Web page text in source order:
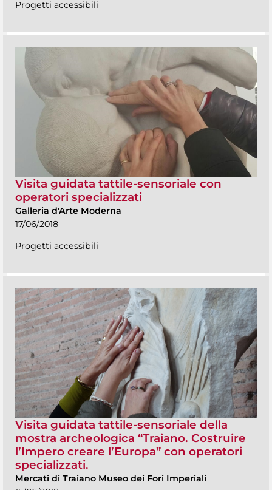
Progetti accessibili
Visita guidata tattile-sensoriale con
operatori specializzati
Galleria d'Arte Moderna
17/06/2018
Progetti accessibili
Visita guidata tattile-sensoriale della
mostra archeologica “Traiano. Costruire
l’Impero creare l’Europa” con operatori
specializzati.
Mercati di Traiano Museo dei Fori Imperiali